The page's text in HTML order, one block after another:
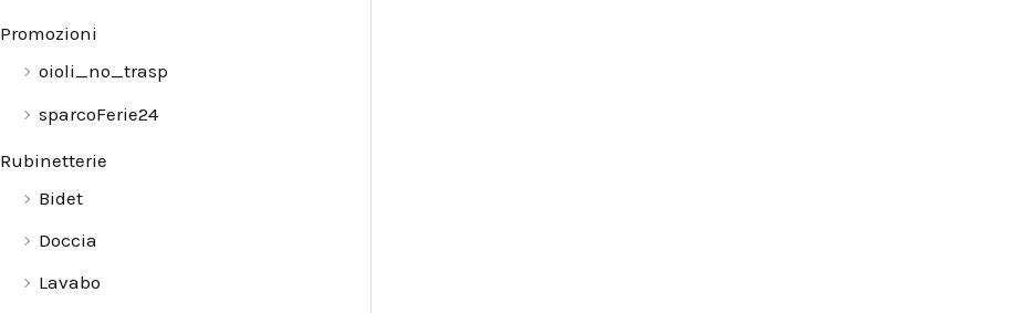
Promozioni
oioli_no_trasp
sparcoFerie24
Rubinetterie
Bidet
Doccia
Lavabo